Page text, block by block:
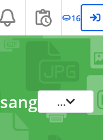
16
sang ...